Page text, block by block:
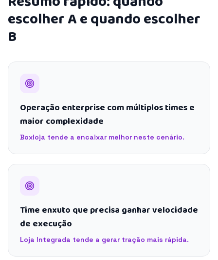
escolher A e quando escolher
B
Operação enterprise com múltiplos times e
maior complexidade
Boxloja tende a encaixar melhor neste cenário.
Time enxuto que precisa ganhar velocidade
de execução
Loja Integrada tende a gerar tração mais rápida.